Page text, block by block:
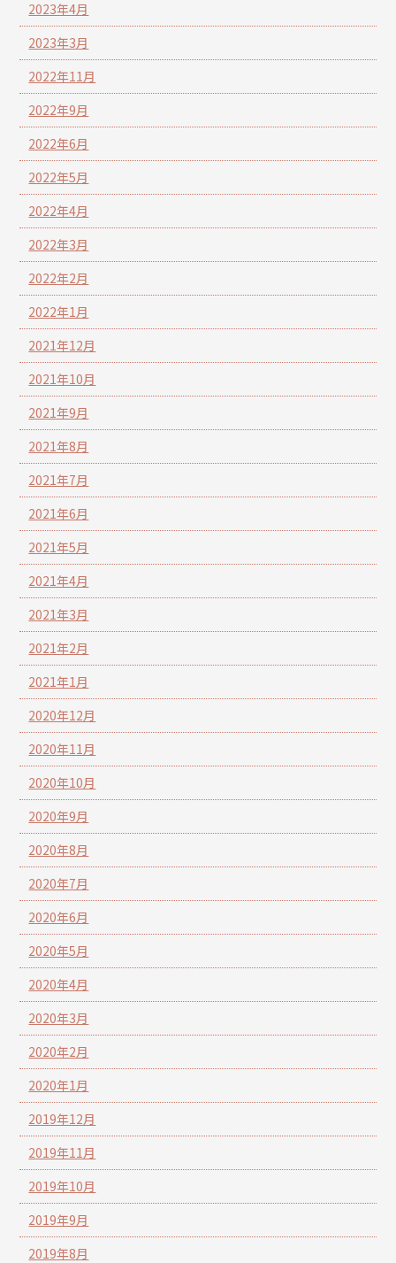
2023年4月
2023年3月
2022年11月
2022年9月
2022年6月
2022年5月
2022年4月
2022年3月
2022年2月
2022年1月
2021年12月
2021年10月
2021年9月
2021年8月
2021年7月
2021年6月
2021年5月
2021年4月
2021年3月
2021年2月
2021年1月
2020年12月
2020年11月
2020年10月
2020年9月
2020年8月
2020年7月
2020年6月
2020年5月
2020年4月
2020年3月
2020年2月
2020年1月
2019年12月
2019年11月
2019年10月
2019年9月
2019年8月